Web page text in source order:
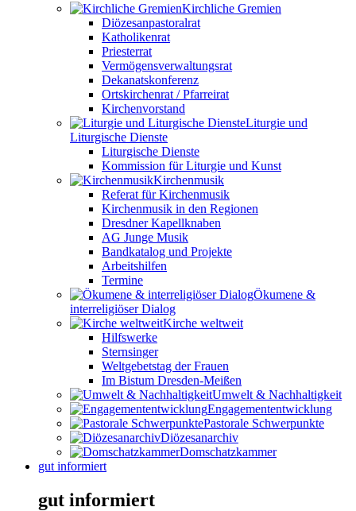
Kirchliche Gremien
Diözesanpastoralrat
Katholikenrat
Priesterrat
Vermögensverwaltungsrat
Dekanatskonferenz
Ortskirchenrat / Pfarreirat
Kirchenvorstand
Liturgie und
Liturgische Dienste
Liturgische Dienste
Kommission für Liturgie und Kunst
Kirchenmusik
Referat für Kirchenmusik
Kirchenmusik in den Regionen
Dresdner Kapellknaben
AG Junge Musik
Bandkatalog und Projekte
Arbeitshilfen
Termine
Ökumene &
interreligiöser Dialog
Kirche weltweit
Hilfswerke
Sternsinger
Weltgebetstag der Frauen
Im Bistum Dresden-Meißen
Umwelt & Nachhaltigkeit
Engagemententwicklung
Pastorale Schwerpunkte
Diözesanarchiv
Domschatzkammer
gut informiert
gut informiert